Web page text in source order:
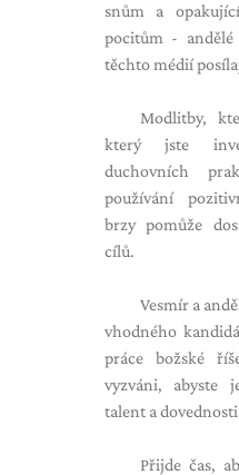
snům a
pocitům - andělé
těchto médií
Modlitby,
který jste
duchovních
používání
brzy pomůže
cílů.
Vesmír a
vhodného
práce božské
vyzváni, abyste
talent a
Přijde čas,